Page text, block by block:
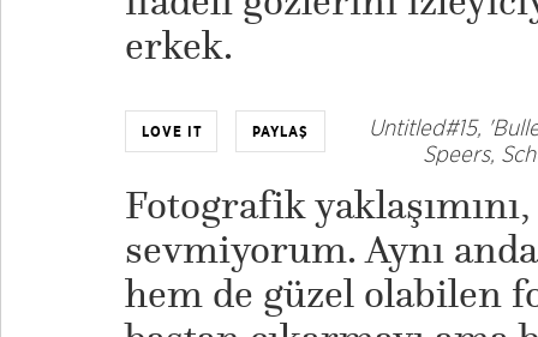
erkek.
LOVE IT PAYLAŞ
Untitled#15,
Speers,
Fotografik
sevmiyorum. Aynı
hem de güzel olabilen